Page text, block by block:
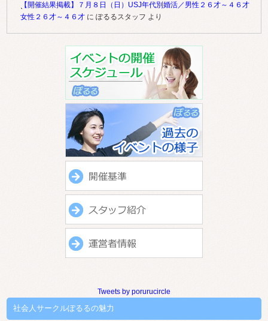
【開催結果掲載】７月８日（日）USJ年代別婚活／男性２６才～４６才
女性２６才～４６才 にぽるるスタッフ より
Tweets by porurucircle
社会人サークルぽるるの魅力